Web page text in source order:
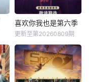
喜欢你我也是第六季
更新至第20260809期